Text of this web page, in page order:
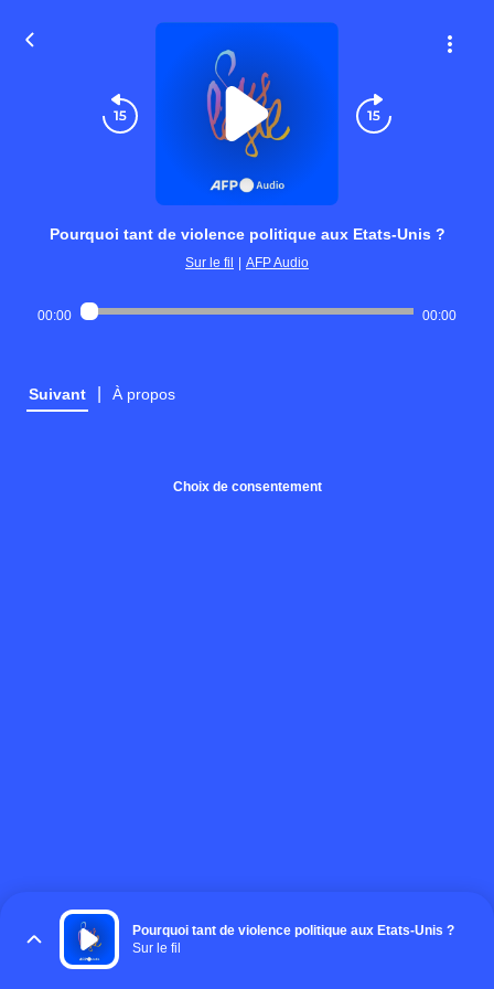
Pourquoi tant de violence politique aux Etats-Unis ?
Sur le fil AFP Audio
00:00 00:00
Suivant À propos
Choix de consentement
Pourquoi tant de violence politique aux Etats-Unis ?
Sur le fil